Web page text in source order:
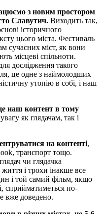
з новим простором
Славутич. Виходить так,
історичного
цього міста. Фестиваль
сучасних міст, як вони
місцеві спільноти.
дослідження такого
це одне з наймолодших
утопію в собі, і наш
наш контент в тому
як глядачам, так і
на контенті,
транспорт тощо.
чи глядачка
і трохи інакше все
і той самий фільм, якщо
сприйматиметься по-
вже доведено.